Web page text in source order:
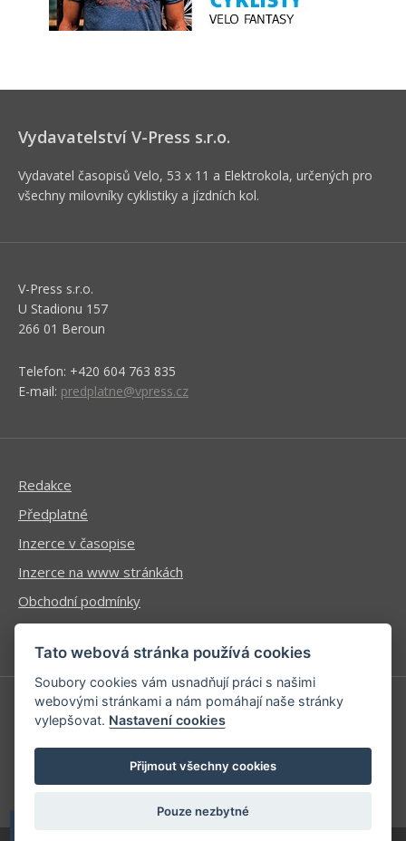
Vydavatelství V-Press s.r.o.
Vydavatel časopisů Velo, 53 x 11 a Elektrokola, určených pro
všechny milovníky cyklistiky a jízdních kol.
V-Press s.r.o.
U Stadionu 157
266 01 Beroun
Telefon: +420 604 763 835
E-mail: predplatne@vpress.cz
Redakce
Předplatné
Inzerce v časopise
Inzerce na www stránkách
Obchodní podmínky
Ochrana osobních údajů
Příhlášení | Registrace
Kontaktní informace
Mapa stránek
Tato webová stránka používá cookies
Soubory cookies vám usnadňují práci s našimi
webovými stránkami a nám pomáhají naše stránky
vylepšovat. Nastavení cookies
Přijmout všechny cookies
Pouze nezbytné